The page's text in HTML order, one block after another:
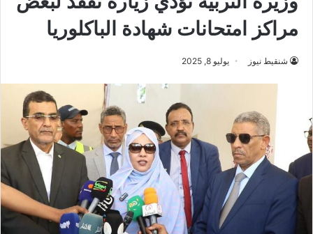
مراكز امتحانات شهادة الباكلوريا
شنقيط نيوز يوليو 8, 2025